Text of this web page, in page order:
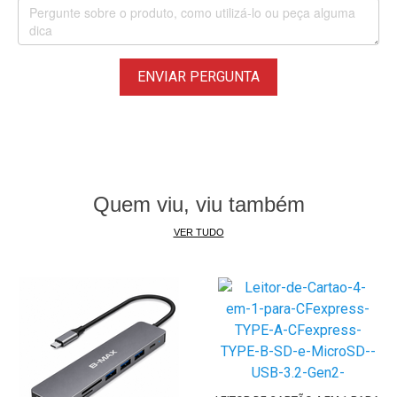
Powered.
Micro SD, Micro SDXC, Micro SDHC
Exemplos: Cartão MicroSD Samsung EVO, MicroSD
SanDisk Extreme
ENVIAR PERGUNTA
Quem viu, viu também
VER TUDO